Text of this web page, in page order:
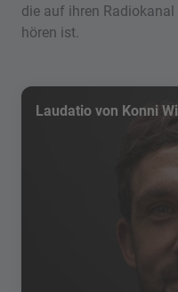
die auf ihren
hören ist.
Laudatio von Konni